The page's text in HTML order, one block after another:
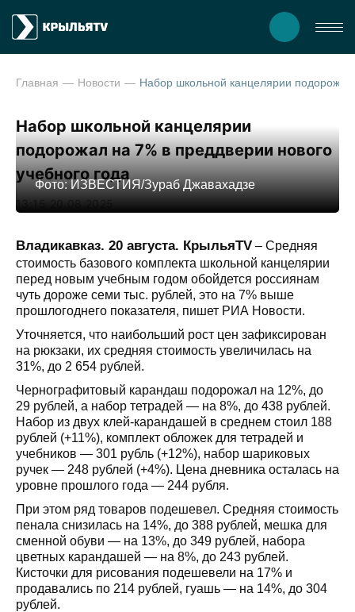
Главная Новости
Набор школьной канцелярии
подорожал на 7% в преддверии нового
учебного года
13:15 20.08.2025
Фото: ИЗВЕСТИЯ/Зураб Джавахадзе
Владикавказ. 20 августа. КрыльяTV – Средняя
стоимость базового комплекта школьной канцелярии
перед новым учебным годом обойдется россиянам
чуть дороже семи тыс. рублей, это на 7% выше
прошлогоднего показателя, пишет РИА Новости.
Уточняется, что наибольший рост цен зафиксирован
на рюкзаки, их средняя стоимость увеличилась на
31%, до 2 654 рублей.
Чернографитовый карандаш подорожал на 12%, до
29 рублей, а набор тетрадей — на 8%, до 438 рублей.
Набор из двух клей-карандашей в среднем стоил 188
рублей (+11%), комплект обложек для тетрадей и
учебников — 301 рубль (+12%), набор шариковых
ручек — 248 рублей (+4%). Цена дневника осталась на
уровне прошлого года — 244 рубля.
При этом ряд товаров подешевел. Средняя стоимость
пенала снизилась на 14%, до 388 рублей, мешка для
сменной обуви — на 13%, до 349 рублей, набора
цветных карандашей — на 8%, до 243 рублей.
Кисточки для рисования подешевели на 17% и
продавались по 214 рублей, гуашь — на 14%, до 304
рублей.